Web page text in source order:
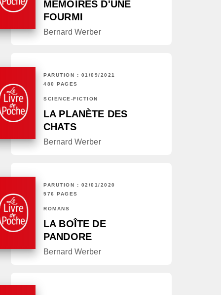
MÉMOIRES D'UNE
FOURMI
Bernard Werber
PARUTION : 01/09/2021
480 PAGES
SCIENCE-FICTION
LA PLANÈTE DES
CHATS
Bernard Werber
PARUTION : 02/01/2020
576 PAGES
ROMANS
LA BOÎTE DE
PANDORE
Bernard Werber